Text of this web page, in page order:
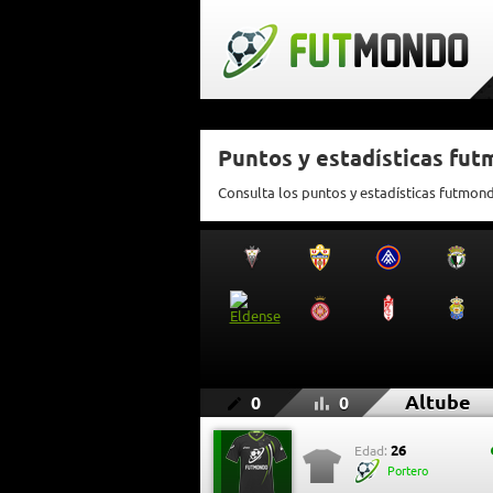
Puntos y estadísticas
Consulta los puntos y estadísticas
0 0 Altube
Edad: 26
Portero